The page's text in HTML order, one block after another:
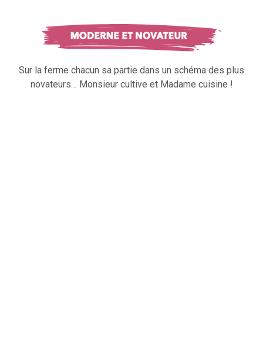
Sur la ferme chacun sa partie dans un schéma des plus
novateurs… Monsieur cultive et Madame cuisine !